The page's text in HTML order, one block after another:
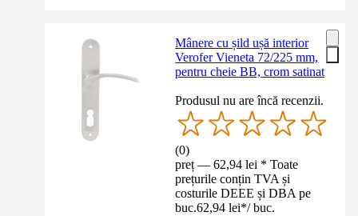
Mânere cu șild ușă interior
Verofer Vieneta 72/225 mm,
pentru cheie BB, crom satinat
Produsul nu are încă recenzii.
(0)
preț — 62,94 lei * Toate
prețurile conțin TVA și
costurile DEEE și DBA pe
buc.62,94 lei*/ buc.